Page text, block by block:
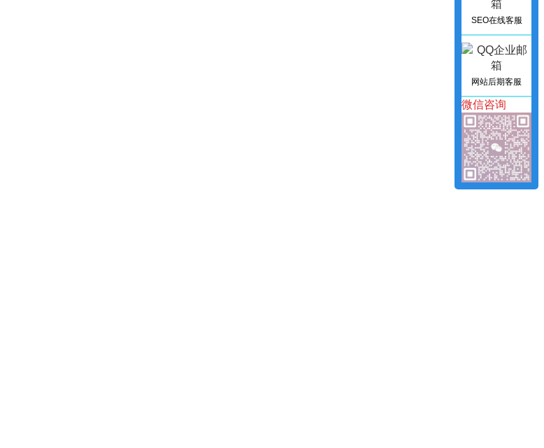
SEO在线客服
网站后期客服
微信咨询